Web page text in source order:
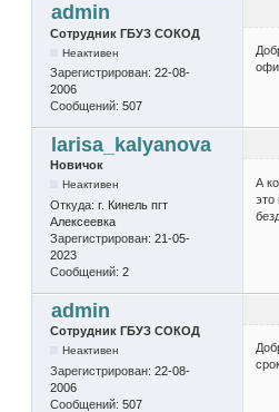
admin
Сотрудник ГБУЗ СОКОД
Неактивен
Зарегистрирован: 22-08-
2006
Сообщений: 507
larisa_kalyanova
Новичок
Неактивен
Откуда: г. Кинель пгт
Алексеевка
Зарегистрирован: 21-05-
2023
Сообщений: 2
А
это
admin
Сотрудник ГБУЗ СОКОД
Неактивен
Зарегистрирован: 22-08-
2006
Сообщений: 507